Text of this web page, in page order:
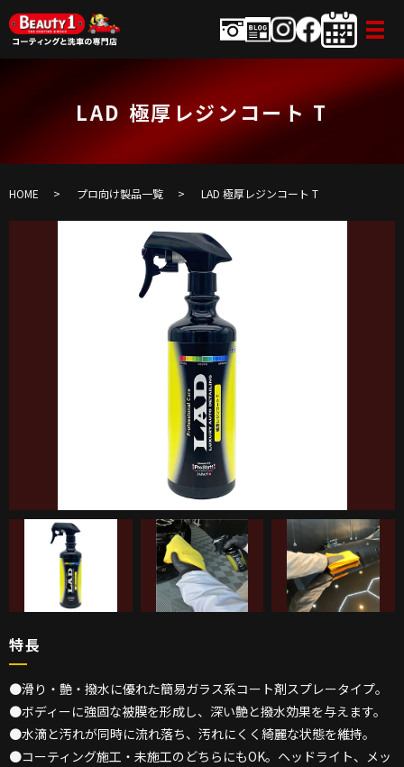
LAD 極厚レジンコート T
HOME プロ向け製品一覧 LAD 極厚レジンコート T
特長
●滑り・艶・撥水に優れた簡易ガラス系コート剤スプレータイプ。
●ボディーに強固な被膜を形成し、深い艶と撥水効果を与えます。
●水滴と汚れが同時に流れ落ち、汚れにくく綺麗な状態を維持。
●コーティング施工・未施工のどちらにもOK。ヘッドライト、メッ